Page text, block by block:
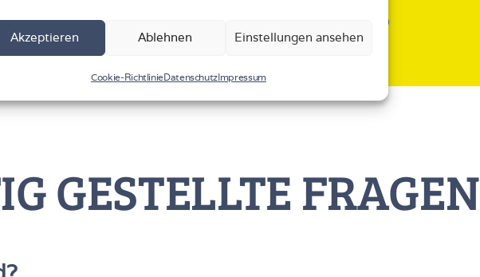
Akzeptieren Ablehnen Einstellungen ansehen
Cookie-RichtlinieDatenschutzImpressum
FR + SA + SO
GESTELLTE FRAGEN